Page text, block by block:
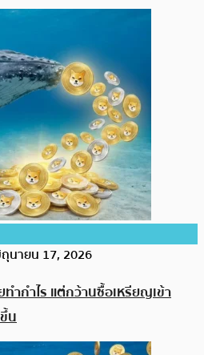
นายน 17, 2026
ำกำไร แต่กว้านซื้อเหรียญเข้า
น